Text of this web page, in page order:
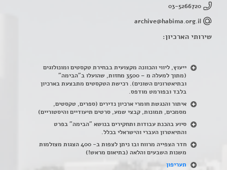
03-5266720
archive@habima.org.il
שירותי הארכיון:
ייעוץ, ליווי והכוונה מקצועית בבחירת טקסטים ומונולוגים
(מתוך למעלה מ – 3500 מחזות, שהועלו ב"הבימה"
ובתיאטרונים השונים). רכישת הטקסטים מתבצעת בארכיון
בלבד ובפורמט מודפס.
איתור והנגשת חומרי ארכיון נדירים (ספרים, טקסטים,
מסמכים, תמונות, קבצי שמע, סרטים תיעודיים והיסטוריים)
סיוע בהכנת עבודות ותחקירים בנושא "הבימה" בפרט
והתיאטרון העברי והישראלי בכלל.
חדר הצפייה מרווח ובו ניתן לצפות ב- 400 הצגות מצולמות
משנות השבעים והלאה (בתיאום מראש!)
תעריפון